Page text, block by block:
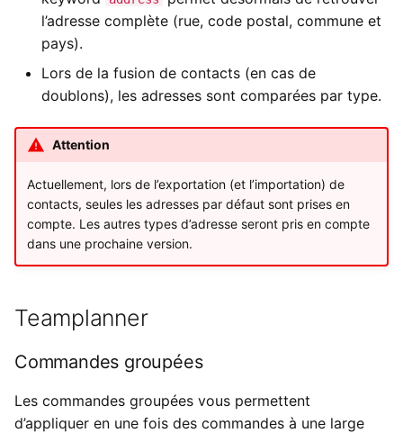
l’adresse complète (rue, code postal, commune et
pays).
Lors de la fusion de contacts (en cas de
doublons), les adresses sont comparées par type.
Attention
Actuellement, lors de l’exportation (et l’importation) de
contacts, seules les adresses par défaut sont prises en
compte. Les autres types d’adresse seront pris en compte
dans une prochaine version.
Teamplanner
Commandes groupées
Les commandes groupées vous permettent
d’appliquer en une fois des commandes à une large